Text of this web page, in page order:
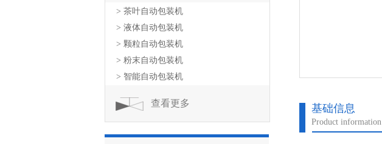
基础信息
Product information
> 茶叶自动包装机
> 液体自动包装机
> 颗粒自动包装机
> 粉末自动包装机
> 智能自动包装机
查看更多